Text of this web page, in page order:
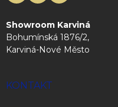
Showroom Karviná
Bohumínská 1876/2,
Karviná-Nové Město
KONTAKT